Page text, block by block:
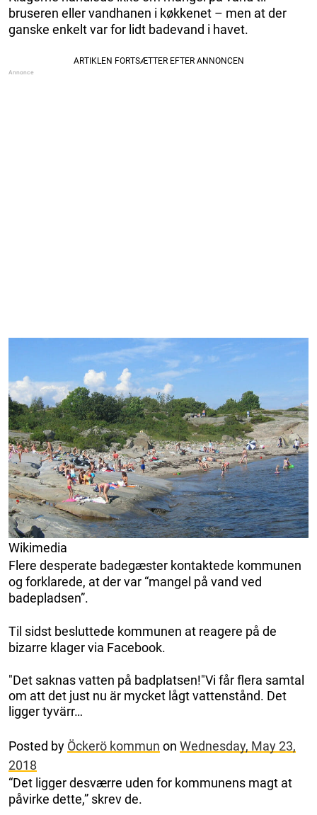
bruseren eller vandhanen i køkkenet – men at der
ganske enkelt var for lidt badevand i havet.
Wikimedia
Flere desperate badegæster kontaktede kommunen
og forklarede, at der var “mangel på vand ved
badepladsen”.
Til sidst besluttede kommunen at reagere på de
bizarre klager via Facebook.
"Det saknas vatten på badplatsen!"Vi får flera samtal
om att det just nu är mycket lågt vattenstånd. Det
ligger tyvärr…
Posted by Öckerö kommun on Wednesday, May 23,
2018
“Det ligger desværre uden for kommunens magt at
påvirke dette,” skrev de.